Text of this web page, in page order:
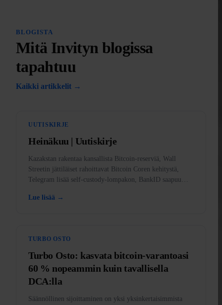
BLOGISTA
Mitä Invityn blogissa
tapahtuu
Kaikki artikkelit →
UUTISKIRJE
Heinäkuu | Uutiskirje
Kazakstan rakentaa kansallista Bitcoin-reserviä, Wall
Streetin jättiläiset rahoittavat Bitcoin Coren kehitystä,
Telegram lisää self-custody-lompakon, BankID saapuu
Lue lisää →
TURBO OSTO
Turbo Osto: kasvata bitcoin-varantoasi
60 % nopeammin kuin tavallisella
DCA:lla
Säännöllinen sijoittaminen on yksi yksinkertaisimmista